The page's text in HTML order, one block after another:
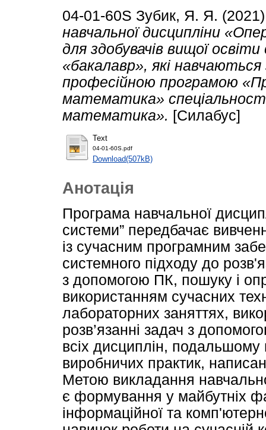
04-01-60S Зубик, Я. Я.
навчальної дисципліни
для здобувачів вищої
«бакалавр», які навчаються
професійною програмою
математика»
математика». [Силабус]
Text
04-01-60S.pdf
Download(507kB)
Анотація
Програма навчальної
системи” передбачає
із сучасним програмним
системного підходу до
з допомогою ПК, пошуку і
використанням сучасних
лабораторних заняттях,
розв’язанні задач з
всіх дисциплін,
виробничих практик,
Метою викладання
є формування у майбутніх
інформаційної та